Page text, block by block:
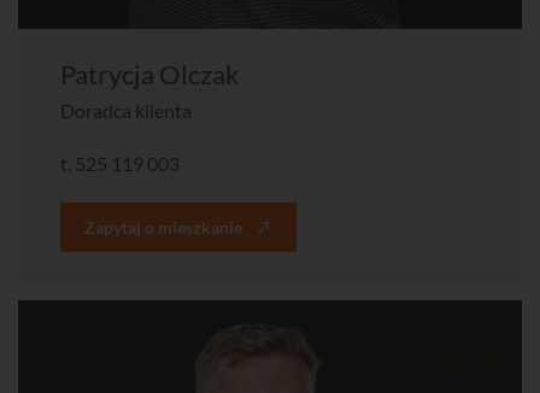
Patrycja Olczak
Doradca klienta
t. 525 119 003
Zapytaj o mieszkanie